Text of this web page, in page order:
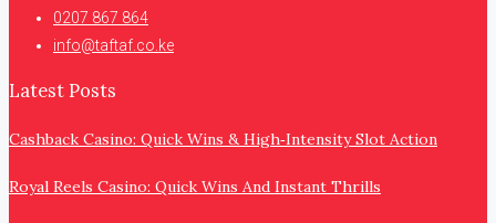
0207 867 864
info@taftaf.co.ke
Latest Posts
Cashback Casino: Quick Wins & High‑Intensity Slot Action
Royal Reels Casino: Quick Wins And Instant Thrills